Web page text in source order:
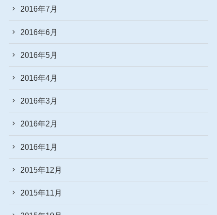
2016年7月
2016年6月
2016年5月
2016年4月
2016年3月
2016年2月
2016年1月
2015年12月
2015年11月